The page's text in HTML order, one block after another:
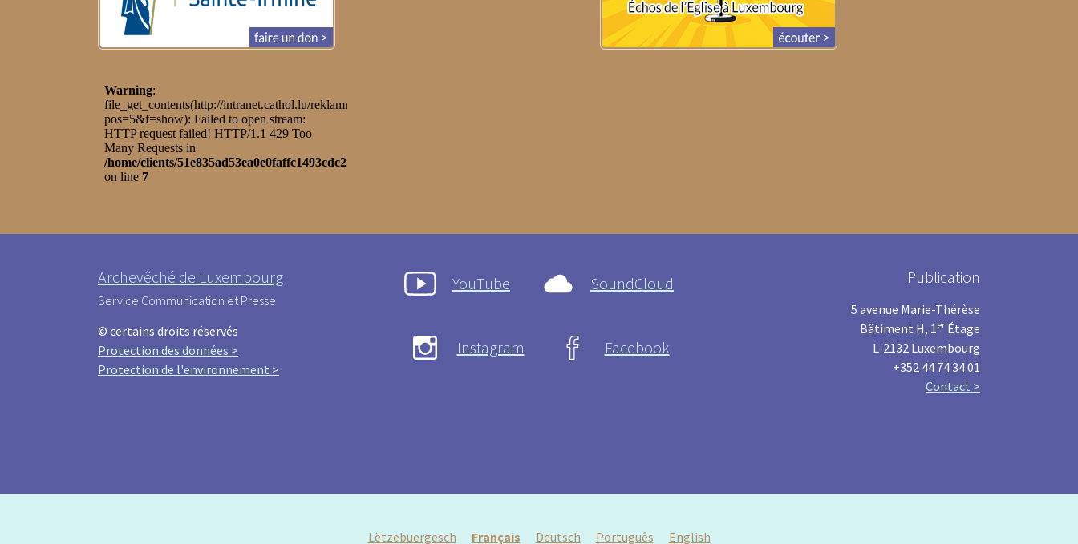
Archevêché de Luxembourg
Service Communication et Presse
© certains droits réservés
Protection des données >
Protection de l'environnement >
YouTube SoundCloud
Instagram Facebook
Publication
5 avenue Marie-Thérèse
Bâtiment H, 1er Étage
L-2132 Luxembourg
+352 44 74 34 01
Contact >
Lëtzebuergesch Français Deutsch Português English